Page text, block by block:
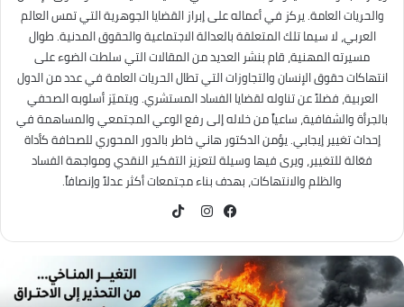
والحريات العامة. يركز في أعماله على إبراز القضايا الجوهرية التي تمس العالم
العربي، لا سيما تلك المتعلقة بالعدالة الاجتماعية والحقوق المدنية. طوال
مسيرته المهنية، قام بنشر العديد من المقالات التي سلطت الضوء على
انتهاكات حقوق الإنسان والتجاوزات التي تطال الحريات العامة في عدد من الدول
العربية، فضلاً عن تناوله لقضايا الفساد المستشري. ويتميّز أسلوبه الصحفي
بالجرأة والشفافية، ساعياً من خلاله إلى رفع الوعي المجتمعي والمساهمة في
إحداث تغيير إيجابي. يؤمن الدكتور هاني خاطر بالدور المحوري للصحافة كأداة
فعّالة للتغيير، ويرى فيها وسيلة لتعزيز التفكير النقدي ومواجهة الفساد
والظلم والانتهاكات، بهدف بناء مجتمعات أكثر عدلاً وإنصافاً.